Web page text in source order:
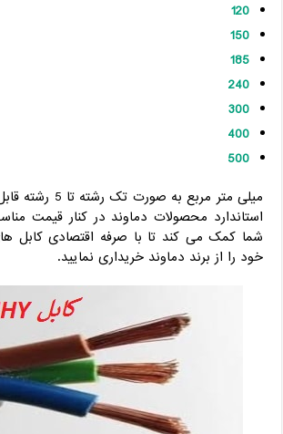
120
150
185
240
300
400
500
میلی متر مربع به
استاندارد محصولات دماوند در کنار قیمت
شما کمک می کند تا با صرفه اقتصادی کابل
خود را از برند دماوند خریداری نمایید.